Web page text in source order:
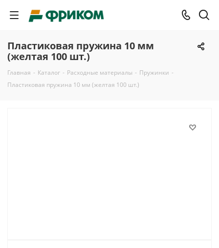
Пластиковая пружина 10 мм
(желтая 100 шт.)
Главная - Каталог - Расходные материалы - Пружинки -
Пластиковая пружина 10 мм (желтая 100 шт.)